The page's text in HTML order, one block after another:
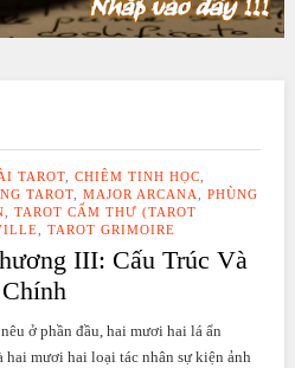
TAROT, CHIÊM TINH HỌC,
TAROT, MAJOR ARCANA, PHÙNG
, TAROT CẤM THƯ (TAROT
, TAROT GRIMOIRE
III: Cấu Trúc Và
ở phần đầu, hai mươi hai lá ẩn
hai mươi hai loại tác nhân sự kiện ảnh